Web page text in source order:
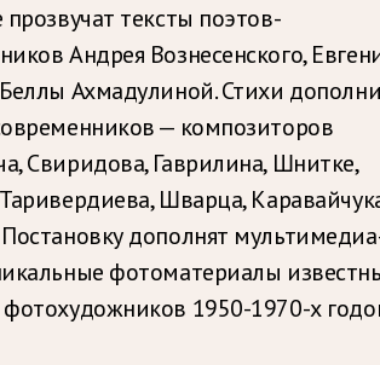
прозвучат тексты поэтов-
Андрея Вознесенского,
Ахмадулиной. Стихи
— композиторов
Свиридова, Гаврилина, Шнитке,
Шварца,
дополнят
фотоматериалы
фотохудожников 1950-1970-х